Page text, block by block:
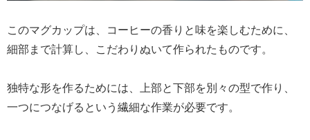
このマグカップは、コーヒーの香りと味を楽しむために、
細部まで計算し、こだわりぬいて作られたものです。
独特な形を作るためには、上部と下部を別々の型で作り、
一つにつなげるという繊細な作業が必要です。